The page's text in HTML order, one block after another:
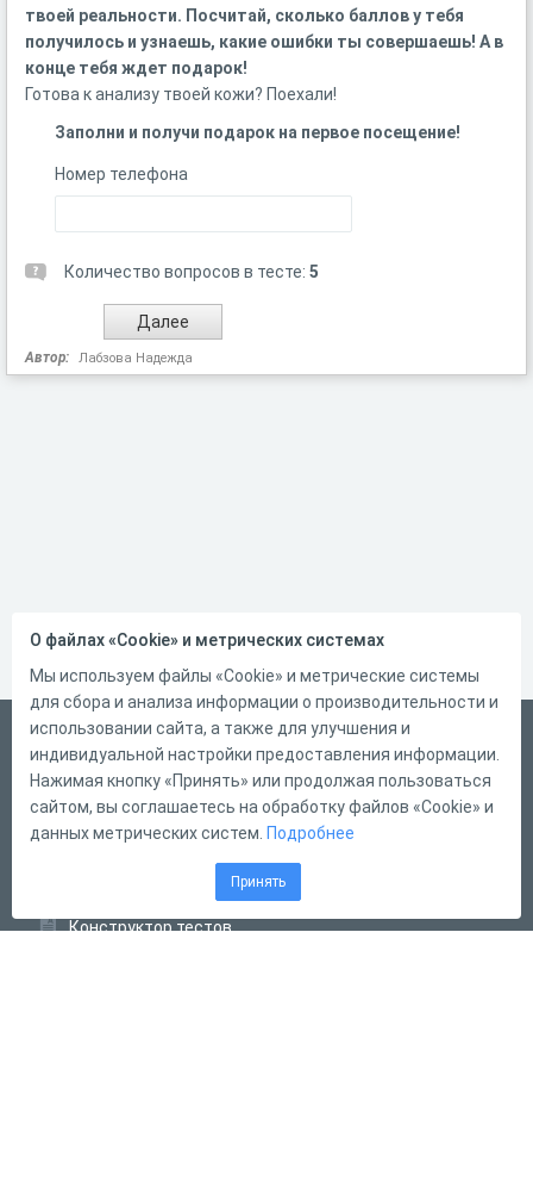
твоей реальности. Посчитай, сколько баллов у тебя
получилось и узнаешь, какие ошибки ты совершаешь! А в
конце тебя ждет подарок!
Готова к анализу твоей кожи? Поехали!
Заполни и получи подарок на первое посещение!
Номер телефона
Количество вопросов в тесте: 5
Автор: Лабзова Надежда
Русский
Справка
Форма обратной связи
Конструктор тестов
О файлах «Cookie» и метрических системах
Мы используем файлы «Cookie» и метрические системы
для сбора и анализа информации о производительности и
использовании сайта, а также для улучшения и
индивидуальной настройки предоставления информации.
Нажимая кнопку «Принять» или продолжая пользоваться
сайтом, вы соглашаетесь на обработку файлов «Cookie» и
данных метрических систем. Подробнее
Принять